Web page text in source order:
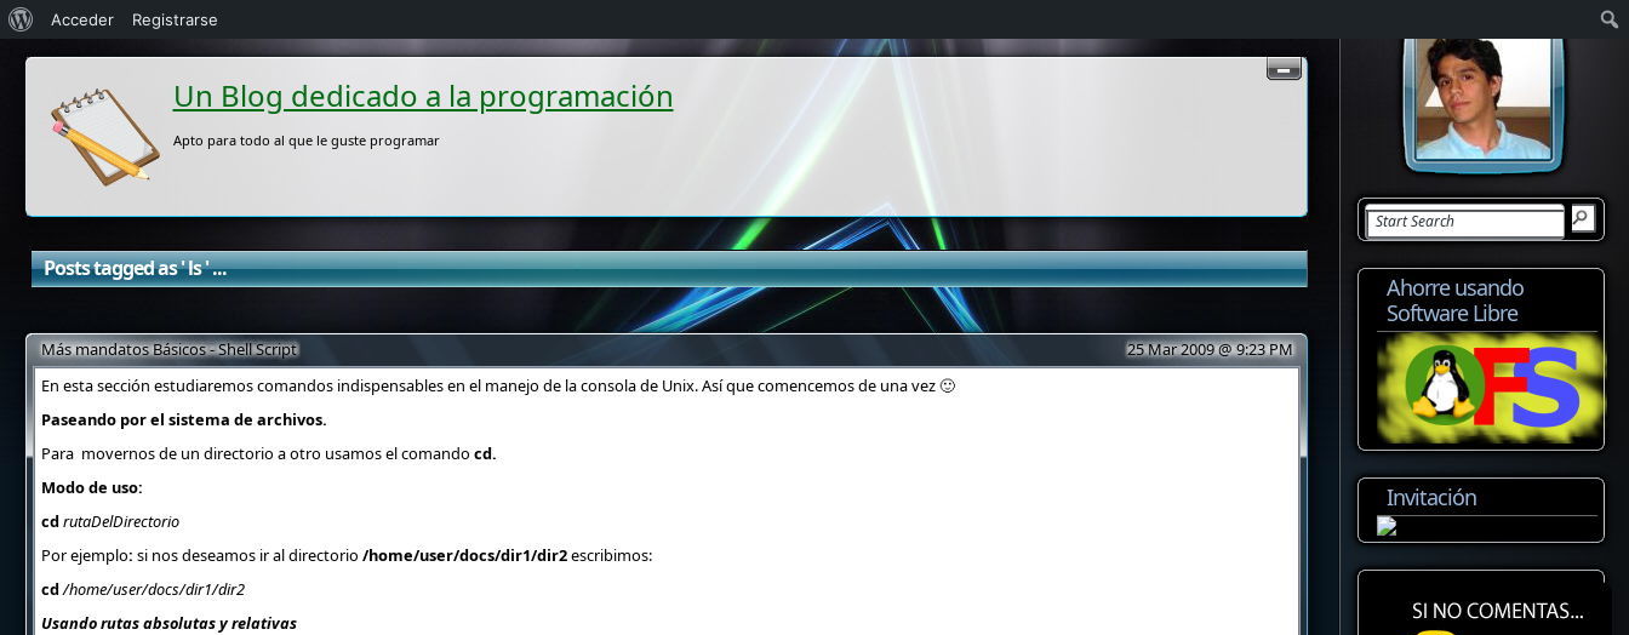
Un Blog dedicado a la programación
Apto para todo al que le guste programar
Posts tagged as ' ls ' ...
Más mandatos Básicos - Shell Script
25 Mar 2009 @ 9:23 PM
En esta sección estudiaremos comandos indispensables en el manejo de la consola de Unix. Así que comencemos de una vez 🙂
Paseando por el sistema de archivos.
Para movernos de un directorio a otro usamos el comando cd.
Modo de uso:
cdrutaDelDirectorio
Por ejemplo: si nos deseamos ir al directorio /home/user/docs/dir1/dir2escribimos:
cd/home/user/docs/dir1/dir2
Usando rutas absolutas y relativas
Ahorre usando
Software Libre
Invitación
Acerca
de
WordPress
Acceder Registrarse